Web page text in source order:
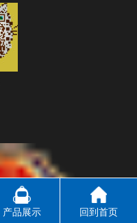
产品展示 回到首页